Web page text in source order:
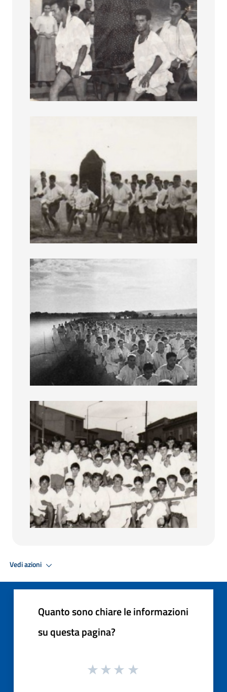
Associazione Is Curridoris 3
Associazione Is Curridoris 4
Vedi azioni
Quanto sono chiare le informazioni
su questa pagina?